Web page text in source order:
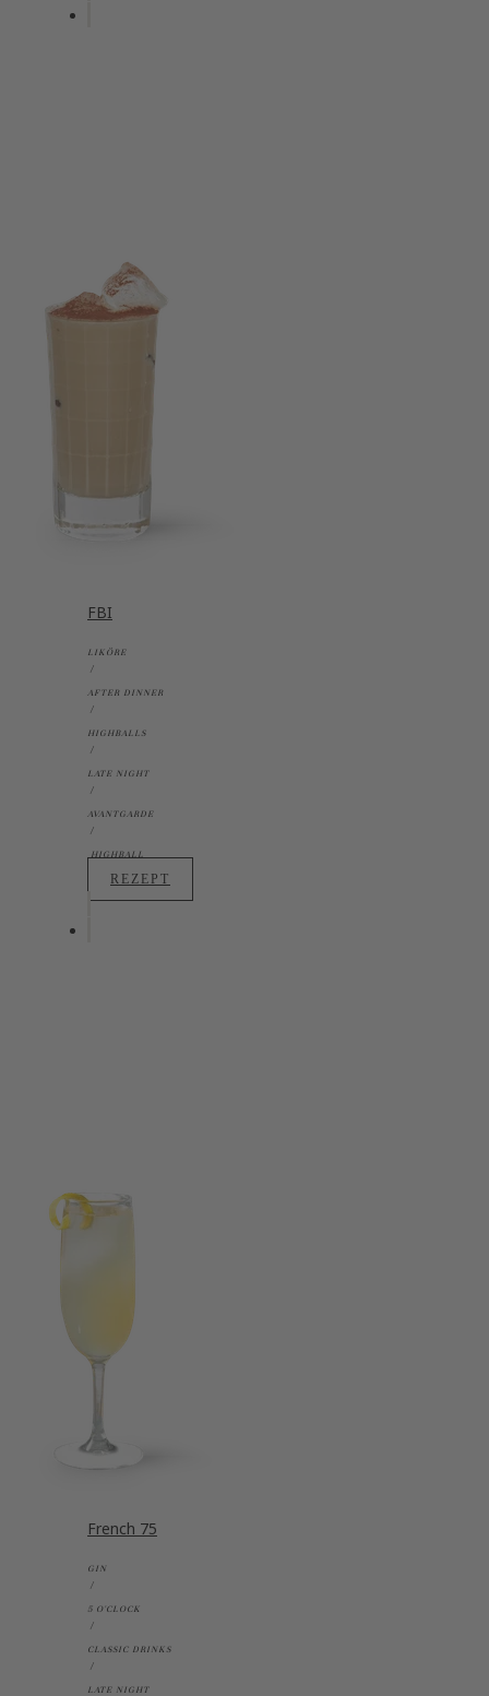
FBI
LIKÖRE
AFTER DINNER
HIGHBALLS
LATE NIGHT
AVANTGARDE
HIGHBALL
REZEPT
French 75
GIN
5 O'CLOCK
CLASSIC DRINKS
LATE NIGHT